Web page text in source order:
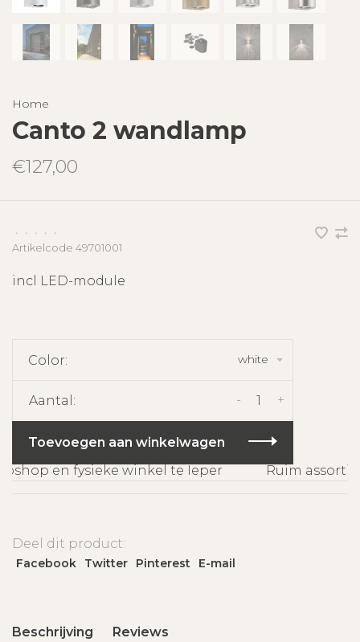
Home
Canto 2 wandlamp
€127,00
• • • •
•
Artikelcode 49701001
incl LED-module
Color: white
Aantal: +
-
Toevoegen aan winkelwagen
en fysieke winkel te Ieper
Ruim
Deel dit product:
Facebook Twitter Pinterest E-mail
Beschrijving Reviews